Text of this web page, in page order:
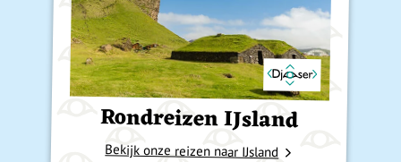
Rondreizen IJsland
Bekijk onze reizen naar IJsland